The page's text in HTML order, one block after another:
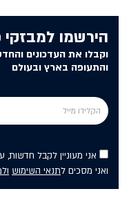
הירשמו
וקבלו את העדכונים
והתעופה בארץ ובעולם
אני מעוניין לקבל חדשות,
ואני מסכים לתנאי השימוש